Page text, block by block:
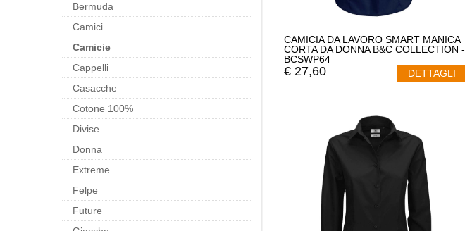
Bermuda
Camici
Camicie
Cappelli
Casacche
Cotone 100%
Divise
Donna
Extreme
Felpe
Future
CAMICIA DA LAVORO SMART MANICA
CORTA DA DONNA B&C COLLECTION -
BCSWP64
€ 27,60 DETTAGLI